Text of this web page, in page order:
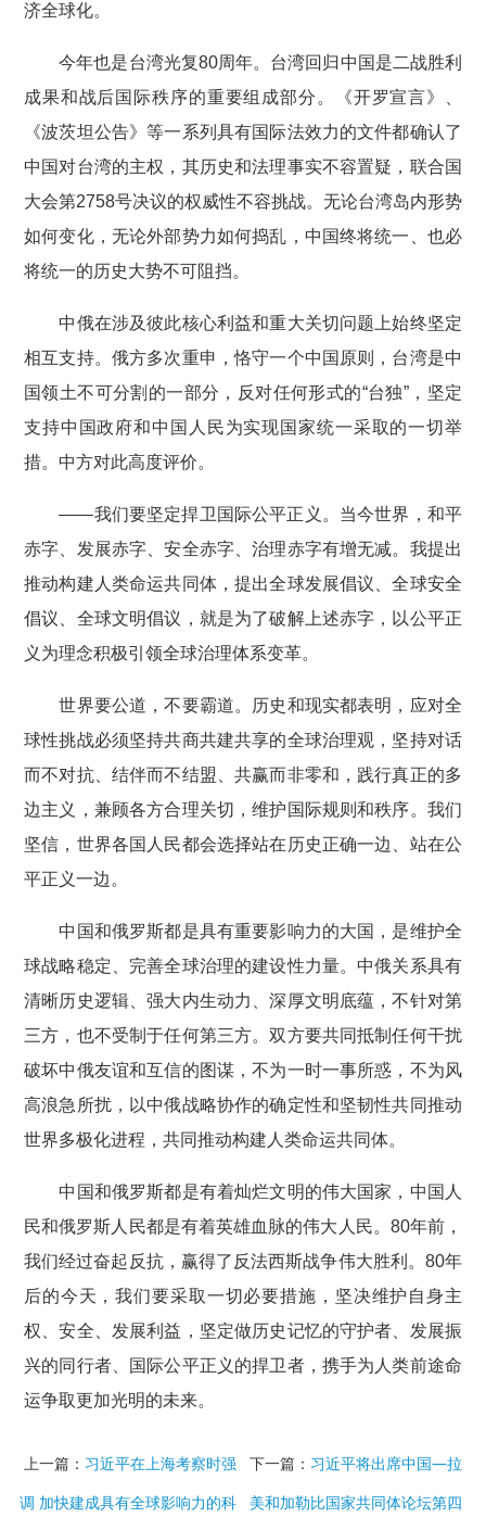
济全球化。
今年也是台湾光复80周年。台湾回归中国是二战胜利
成果和战后国际秩序的重要组成部分。《开罗宣言》、
《波茨坦公告》等一系列具有国际法效力的文件都确认了
中国对台湾的主权，其历史和法理事实不容置疑，联合国
大会第2758号决议的权威性不容挑战。无论台湾岛内形势
如何变化，无论外部势力如何捣乱，中国终将统一、也必
将统一的历史大势不可阻挡。
中俄在涉及彼此核心利益和重大关切问题上始终坚定
相互支持。俄方多次重申，恪守一个中国原则，台湾是中
国领土不可分割的一部分，反对任何形式的“台独”，坚定
支持中国政府和中国人民为实现国家统一采取的一切举
措。中方对此高度评价。
——我们要坚定捍卫国际公平正义。当今世界，和平
赤字、发展赤字、安全赤字、治理赤字有增无减。我提出
推动构建人类命运共同体，提出全球发展倡议、全球安全
倡议、全球文明倡议，就是为了破解上述赤字，以公平正
义为理念积极引领全球治理体系变革。
世界要公道，不要霸道。历史和现实都表明，应对全
球性挑战必须坚持共商共建共享的全球治理观，坚持对话
而不对抗、结伴而不结盟、共赢而非零和，践行真正的多
边主义，兼顾各方合理关切，维护国际规则和秩序。我们
坚信，世界各国人民都会选择站在历史正确一边、站在公
平正义一边。
中国和俄罗斯都是具有重要影响力的大国，是维护全
球战略稳定、完善全球治理的建设性力量。中俄关系具有
清晰历史逻辑、强大内生动力、深厚文明底蕴，不针对第
三方，也不受制于任何第三方。双方要共同抵制任何干扰
破坏中俄友谊和互信的图谋，不为一时一事所惑，不为风
高浪急所扰，以中俄战略协作的确定性和坚韧性共同推动
世界多极化进程，共同推动构建人类命运共同体。
中国和俄罗斯都是有着灿烂文明的伟大国家，中国人
民和俄罗斯人民都是有着英雄血脉的伟大人民。80年前，
我们经过奋起反抗，赢得了反法西斯战争伟大胜利。80年
后的今天，我们要采取一切必要措施，坚决维护自身主
权、安全、发展利益，坚定做历史记忆的守护者、发展振
兴的同行者、国际公平正义的捍卫者，携手为人类前途命
运争取更加光明的未来。
上一篇： 习近平在上海考察时强
调 加快建成具有全球影响力的科
下一篇： 习近平将出席中国—拉
美和加勒比国家共同体论坛第四